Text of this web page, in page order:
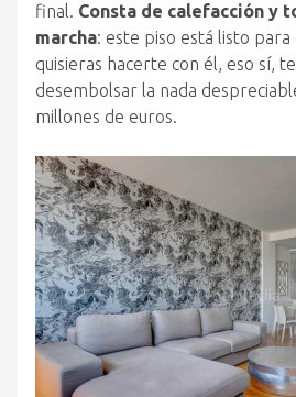
final. Consta de calefacción y
marcha: este piso está listo para
quisieras hacerte con él, eso sí,
desembolsar la nada
millones de euros.